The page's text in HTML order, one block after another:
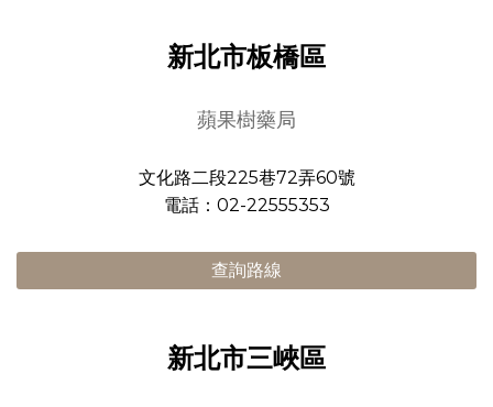
新北市板橋區
蘋果樹藥局
文化路二段225巷72弄60號
電話：02-22555353
查詢路線
新北市三峽區